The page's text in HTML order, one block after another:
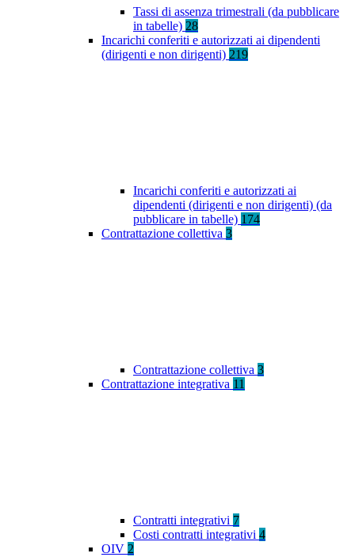
Tassi di assenza trimestrali (da pubblicare
in tabelle) 28
Incarichi conferiti e autorizzati ai dipendenti
(dirigenti e non dirigenti) 219
Incarichi conferiti e autorizzati ai
dipendenti (dirigenti e non dirigenti) (da
pubblicare in tabelle) 174
Contrattazione collettiva 3
Contrattazione collettiva 3
Contrattazione integrativa 11
Contratti integrativi 7
Costi contratti integrativi 4
OIV 2